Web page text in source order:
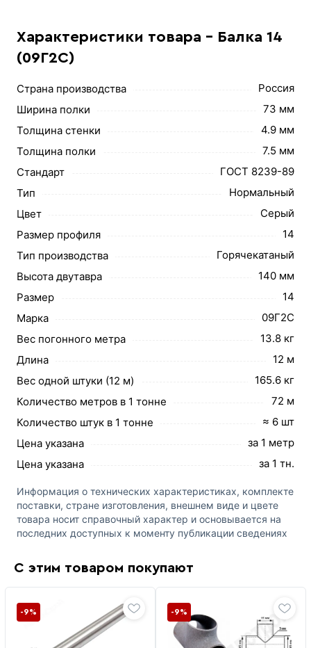
Характеристики товара - Балка 14
(09Г2С)
Страна производства
Россия
Ширина полки
73 мм
Толщина стенки
4.9 мм
Толщина полки
7.5 мм
Стандарт
ГОСТ 8239-89
Тип
Нормальный
Цвет
Серый
Размер профиля
14
Тип производства
Горячекатаный
Высота двутавра
140 мм
Размер
14
Марка
09Г2С
Вес погонного метра
13.8 кг
Длина
12 м
Вес одной штуки (12 м)
165.6 кг
Количество метров в 1 тонне
72 м
Количество штук в 1 тонне
≈ 6 шт
Цена указана
за 1 метр
Цена указана
за 1 тн.
Информация о технических характеристиках, комплекте
поставки, стране изготовления, внешнем виде и цвете
товара носит справочный характер и основывается на
последних доступных к моменту публикации сведениях
С этим товаром покупают
-9% -9%